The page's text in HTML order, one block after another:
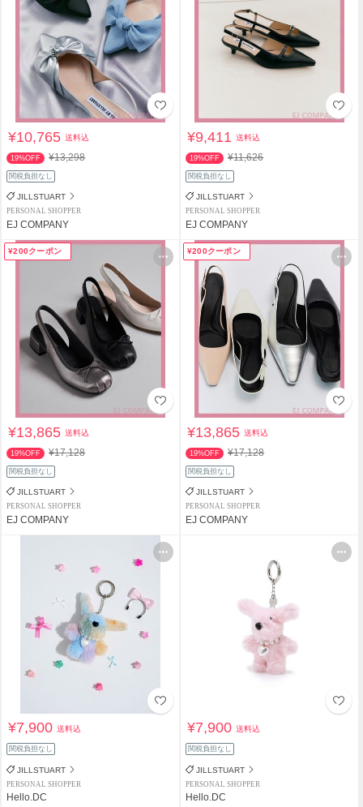
¥10,765送料込
19%OFF ¥13,298
関税負担なし
JILLSTUART
PERSONAL SHOPPER
EJ COMPANY
¥9,411送料込
19%OFF ¥11,626
関税負担なし
JILLSTUART
PERSONAL SHOPPER
EJ COMPANY
¥200クーポン
¥13,865送料込
19%OFF ¥17,128
関税負担なし
JILLSTUART
PERSONAL SHOPPER
EJ COMPANY
¥200クーポン
¥13,865送料込
19%OFF ¥17,128
関税負担なし
JILLSTUART
PERSONAL SHOPPER
EJ COMPANY
¥7,900送料込
関税負担なし
JILLSTUART
PERSONAL SHOPPER
Hello.DC
¥7,900送料込
関税負担なし
JILLSTUART
PERSONAL SHOPPER
Hello.DC